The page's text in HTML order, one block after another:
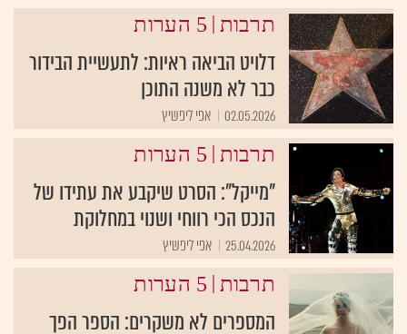
תרבות | 5 הערות
דלויט הביאה ראיות: לתעשיית הבידור
כבר לא משנה התוכן
02.05.2026 אפי ליפשיץ
תרבות | 5 הערות
"מייקל": הסרט שיקבע את עתידו של
הנכס הכי רווחי ושנוי במחלוקת
25.04.2026 אפי ליפשיץ
תרבות | 5 הערות
המספרים לא משקרים: הספר הפך